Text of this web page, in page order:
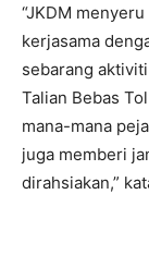
“JKDM
kerjasama
sebarang
Talian Bebas
mana-mana
juga memberi
dirahsiakan,”